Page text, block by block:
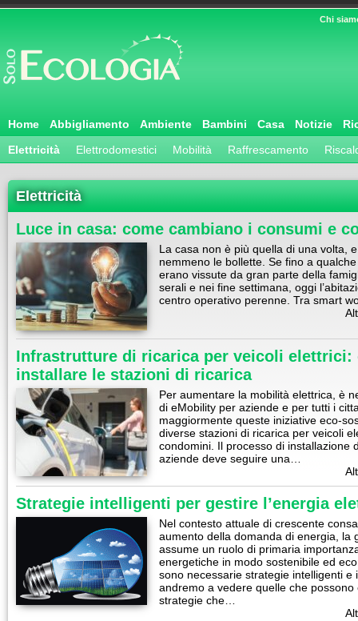
Chi
Home Abbigliamento Ambiente Bambini Casa Notizie
Elettricità
Elettrodomestici Mobilità Raffrescamento
Elettricità
Luce in casa: come cambiano i consumi e
La casa non è più quella di una volta,
nemmeno le bollette. Se fino a
erano vissute da gran parte della
serali e nei fine settimana, oggi
centro operativo perenne. Tra smart
Infrastrutture di ricarica per veicoli elettrici:
installare le stazioni di ricarica
Per aumentare la mobilità elettrica, è
di eMobility per aziende e per tutti i
maggiormente queste iniziative eco-
diverse stazioni di ricarica per veicoli
condomini. Il processo di installazione
aziende deve seguire una…
Strategie intelligenti per gestire l’energia
Nel contesto attuale di crescente
aumento della domanda di energia, la
assume un ruolo di primaria
energetiche in modo sostenibile ed
sono necessarie strategie intelligenti e
andremo a vedere quelle che
strategie che…